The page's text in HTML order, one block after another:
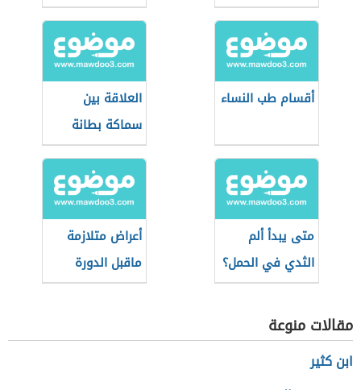
أقسام طب النساء
العلاقة بين
سماكة بطانة
الرحم والحمل
متى يبدأ ألم
الثدي في الحمل؟
أعراض متلازمة
ماقبل الدورة
الشهرية
مقالات منوعة
ابن كثير